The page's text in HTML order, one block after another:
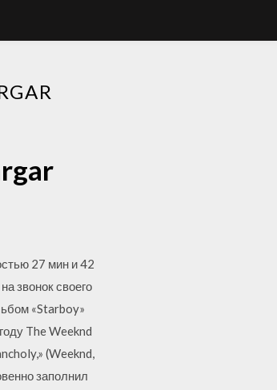
27 мин и 42
звонок своего
«Starboy»
The Weeknd
(Weeknd,
заполнил